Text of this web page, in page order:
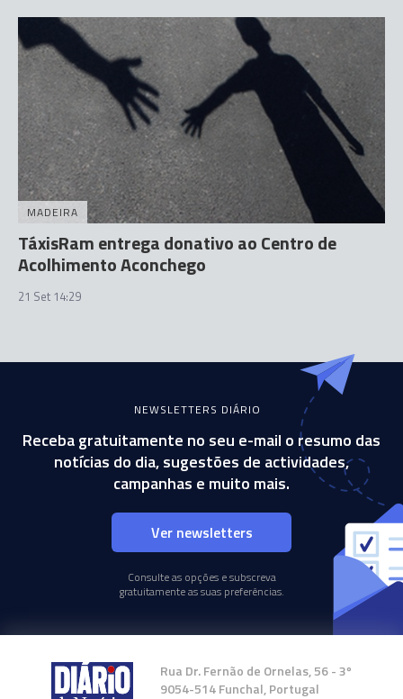
MADEIRA
TáxisRam entrega donativo ao Centro de
Acolhimento Aconchego
21 Set 14:29
NEWSLETTERS DIÁRIO
Receba gratuitamente no seu e-mail o resumo das
notícias do dia, sugestões de actividades,
campanhas e muito mais.
Ver newsletters
Consulte as opções e subscreva
gratuitamente as suas preferências.
Rua Dr. Fernão de Ornelas, 56 - 3º
9054-514 Funchal, Portugal